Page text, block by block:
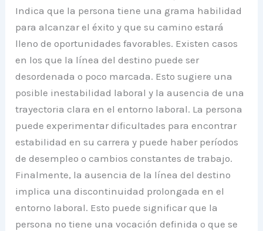
Indica que la persona tiene una grama habilidad
para alcanzar el éxito y que su camino estará
lleno de oportunidades favorables. Existen casos
en los que la línea del destino puede ser
desordenada o poco marcada. Esto sugiere una
posible inestabilidad laboral y la ausencia de una
trayectoria clara en el entorno laboral. La persona
puede experimentar dificultades para encontrar
estabilidad en su carrera y puede haber períodos
de desempleo o cambios constantes de trabajo.
Finalmente, la ausencia de la línea del destino
implica una discontinuidad prolongada en el
entorno laboral. Esto puede significar que la
persona no tiene una vocación definida o que se